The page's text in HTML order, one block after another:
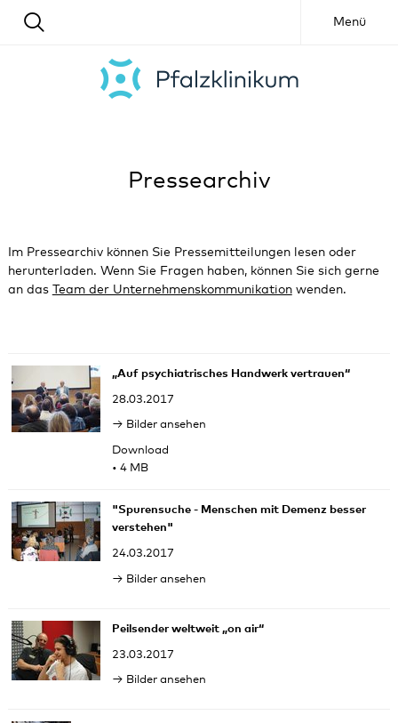
Menü
Pressearchiv
Im Pressearchiv können Sie Pressemitteilungen lesen oder
herunterladen. Wenn Sie Fragen haben, können Sie sich gerne
an das Team der Unternehmenskommunikationwenden.
„Auf psychiatrisches Handwerk vertrauen“
28.03.2017
Bilder ansehen
Download
• 4 MB
"Spurensuche - Menschen mit Demenz besser
verstehen"
24.03.2017
Bilder ansehen
Peilsender weltweit „on air“
23.03.2017
Bilder ansehen